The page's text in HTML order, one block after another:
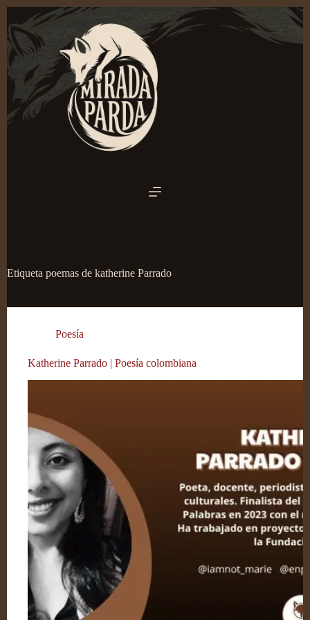
al
contenido
Etiqueta poemas de katherine Parrado
Poesía
Katherine Parrado | Poesía colombiana